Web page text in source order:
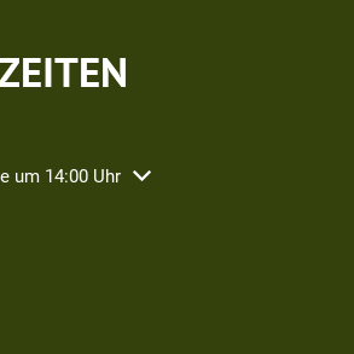
oder Schließzeiten auszublenden
um 14:00 Uhr